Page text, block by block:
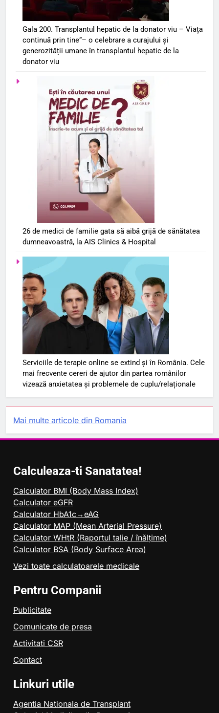
Gala 200. Transplantul hepatic de la donator viu – Viața
continuă prin tine”– o celebrare a curajului și
generozității umane în transplantul hepatic de la
donator viu
26 de medici de familie gata să aibă grijă de sănătatea
dumneavoastră, la AIS Clinics & Hospital
Serviciile de terapie online se extind și în România. Cele
mai frecvente cereri de ajutor din partea românilor
vizează anxietatea și problemele de cuplu/relaționale
Mai multe articole din Romania
Calculeaza-ti Sanatatea!
Calculator BMI (Body Mass Index)
Calculator eGFR
Calculator HbA1c→eAG
Calculator MAP (Mean Arterial Pressure)
Calculator WHtR (Raportul talie / înălțime)
Calculator BSA (Body Surface Area)
Vezi toate calculatoarele medicale
Pentru Companii
Publicitate
Comunicate de presa
Activitati CSR
Contact
Linkuri utile
Agentia Nationala de Transplant